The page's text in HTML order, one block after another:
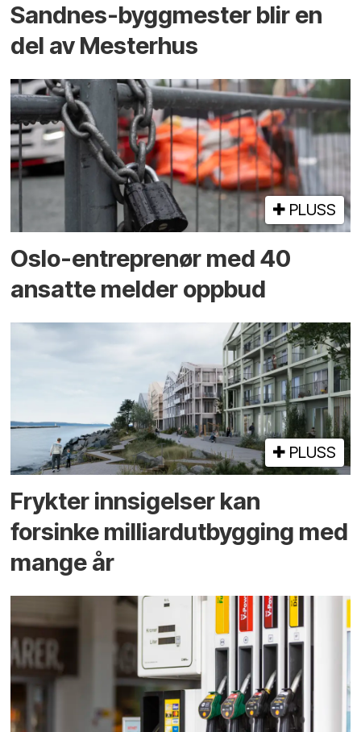
Sandnes-byggmester blir en
del av Mesterhus
PLUSS
Oslo-entreprenør med 40
ansatte melder oppbud
PLUSS
Frykter innsigelser kan
forsinke milliard­utbygging med
mange år